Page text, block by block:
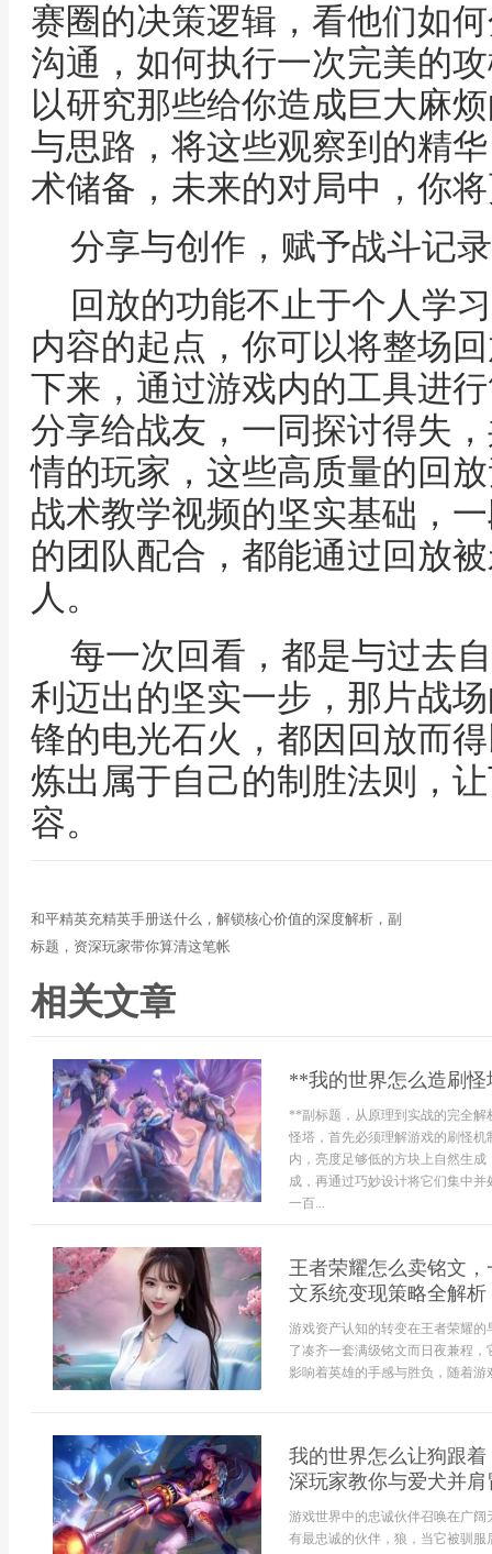
赛圈的决策逻辑，看他们如
沟通，如何执行一次完美的
以研究那些给你造成巨大麻
与思路，将这些观察到的精
术储备，未来的对局中，你
分享与创作，赋予战斗记
回放的功能不止于个人学
内容的起点，你可以将整场
下来，通过游戏内的工具进
分享给战友，一同探讨得失
情的玩家，这些高质量的回
战术教学视频的坚实基础，
的团队配合，都能通过回放
人。
每一次回看，都是与过去
利迈出的坚实一步，那片战
锋的电光石火，都因回放而
炼出属于自己的制胜法则，
容。
和平精英充精英手册送什么，解锁核心价值的深度解析，副
标题，资深玩家带你算清这笔帐
相关文章
**我的世界怎么造刷
**副标题，从原理到实战的完全
怪塔，首先必须理解游戏的刷怪
内，亮度足够低的方块上自然生
成，再通过巧妙设计将它们集中
一百...
王者荣耀怎么卖铭文
文系统变现策略全解析
游戏资产认知的转变在王者荣耀
了凑齐一套满级铭文而日夜兼程
影响着英雄的手感与胜负，随着
我的世界怎么让狗跟
深玩家教你与爱犬并肩
游戏世界中的忠诚伙伴召唤在广
有最忠诚的伙伴，狼，当它被驯